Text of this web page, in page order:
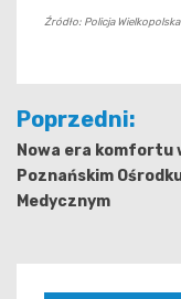
Źródło: Policja Wielkopolska
Nawigacja
wpisu
Poprzedni:
Nowa era komfortu
Poznańskim
Medycznym